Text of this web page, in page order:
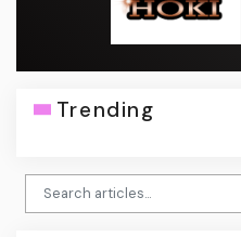
Trending